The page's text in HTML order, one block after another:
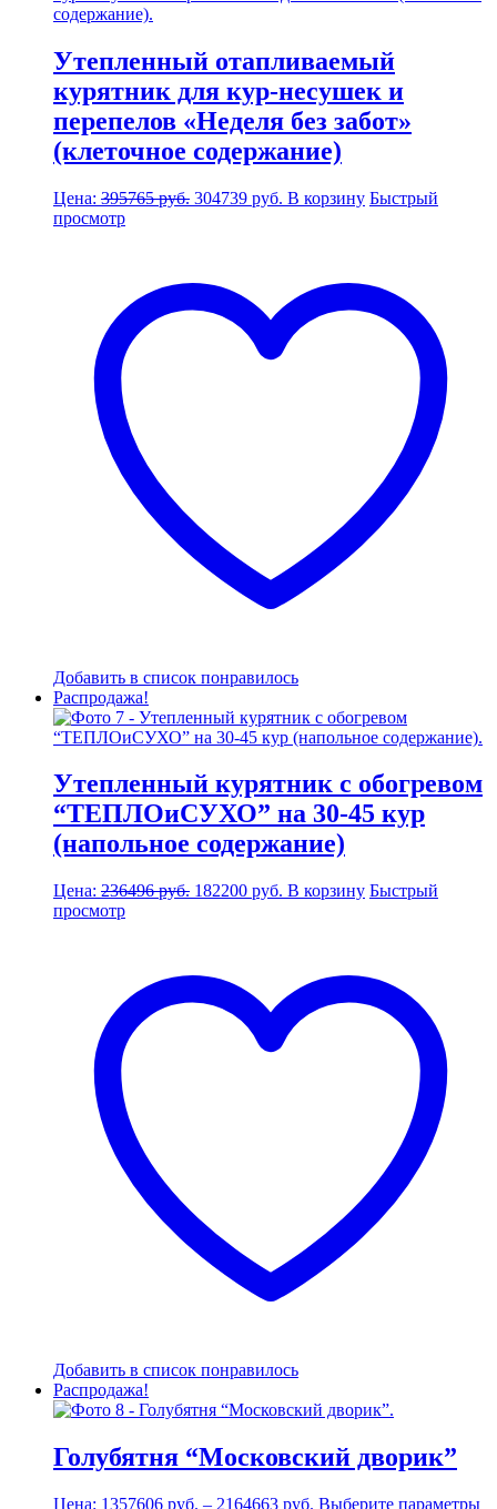
Утепленный отапливаемый
курятник для кур-несушек и
перепелов «Неделя без забот»
(клеточное содержание)
Цена: 395765руб. Первоначальная
304739 руб. Текущая
В корзину Быстрый
просмотр
Добавить в список понравилось
Распродажа!
Утепленный курятник с обогревом
“ТЕПЛОиСУХО” на 30-45 кур
(напольное содержание)
Цена: 236496руб. Первоначальная
182200 руб. Текущая
В корзину Быстрый
просмотр
Добавить в список понравилось
Распродажа!
Голубятня “Московский дворик”
Цена: 1357606 руб. – 2164663 руб. Диапазон
Выберите параметры